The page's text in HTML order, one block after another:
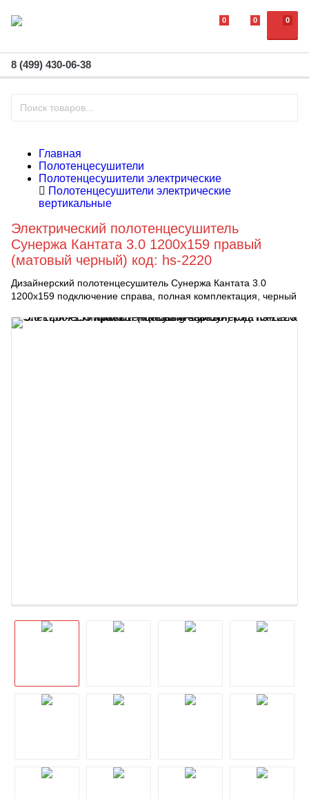
0
0 0
8 (499) 430-06-38
Главная
Полотенцесушители
Полотенцесушители электрические
Полотенцесушители электрические
вертикальные
Электрический полотенцесушитель
Сунержа Кантата 3.0 1200х159 правый
(матовый черный) код: hs-2220
Дизайнерский полотенцесушитель Сунержа Кантата 3.0
1200х159 подключение справа, полная комплектация, черный